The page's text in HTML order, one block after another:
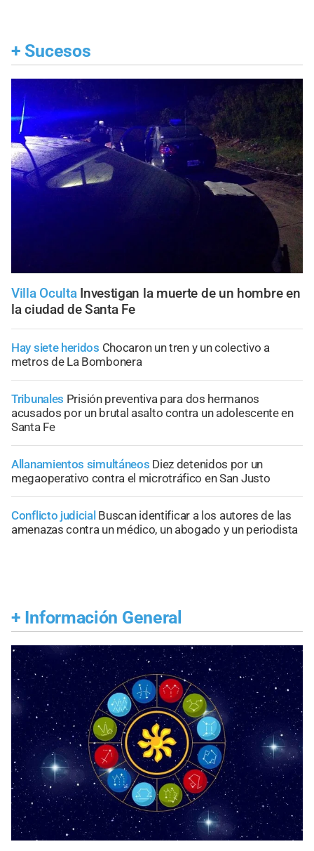
+ Sucesos
Villa Oculta Investigan la muerte de un hombre en
la ciudad de Santa Fe
Hay siete heridos Chocaron un tren y un colectivo a
metros de La Bombonera
Tribunales Prisión preventiva para dos hermanos
acusados por un brutal asalto contra un adolescente en
Santa Fe
Allanamientos simultáneos Diez detenidos por un
megaoperativo contra el microtráfico en San Justo
Conflicto judicial Buscan identificar a los autores de las
amenazas contra un médico, un abogado y un periodista
+ Información General